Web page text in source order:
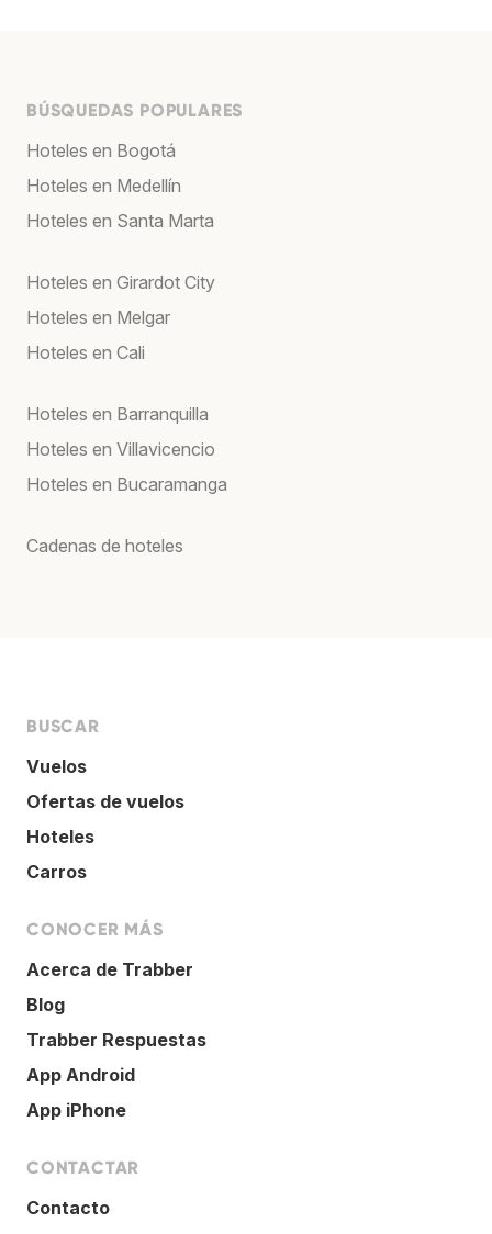
BÚSQUEDAS POPULARES
Hoteles en Bogotá
Hoteles en Medellín
Hoteles en Santa Marta
Hoteles en Girardot City
Hoteles en Melgar
Hoteles en Cali
Hoteles en Barranquilla
Hoteles en Villavicencio
Hoteles en Bucaramanga
Cadenas de hoteles
BUSCAR
Vuelos
Ofertas de vuelos
Hoteles
Carros
CONOCER MÁS
Acerca de Trabber
Blog
Trabber Respuestas
App Android
App iPhone
CONTACTAR
Contacto